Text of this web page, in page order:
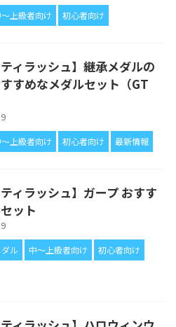
〜上級者向け 初心者向け
ティラッシュ】継承メダルの
すめなメダルセット（GT
〜上級者向け 初心者向け 最新情報
ティラッシュ】ガープ おすす
ット
ダル 中〜上級者向け
初心者向け